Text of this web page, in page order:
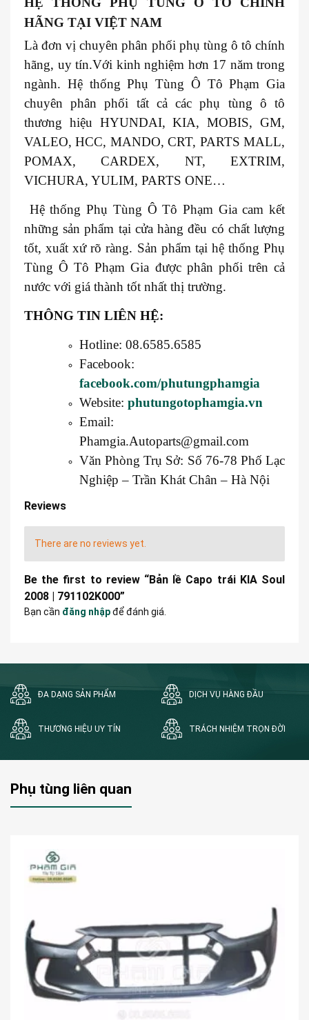
HÃNG TẠI VIỆT NAM
Là đơn vị chuyên phân phối phụ tùng ô tô chính
hãng, uy tín.Với kinh nghiệm hơn 17 năm trong
ngành. Hệ thống Phụ Tùng Ô Tô Phạm Gia
chuyên phân phối tất cả các phụ tùng ô tô
thương hiệu HYUNDAI, KIA, MOBIS, GM,
VALEO, HCC, MANDO, CRT, PARTS MALL,
POMAX, CARDEX, NT, EXTRIM,
VICHURA, YULIM, PARTS ONE…
Hệ thống Phụ Tùng Ô Tô Phạm Gia cam kết
những sản phẩm tại cửa hàng đều có chất lượng
tốt, xuất xứ rõ ràng. Sản phẩm tại hệ thống Phụ
Tùng Ô Tô Phạm Gia được phân phối trên cả
nước với giá thành tốt nhất thị trường.
THÔNG TIN LIÊN HỆ:
Hotline: 08.6585.6585
Facebook:
facebook.com/phutungphamgia
Website: phutungotophamgia.vn
Email:
Phamgia.Autoparts@gmail.com
Văn Phòng Trụ Sở: Số 76-78 Phố Lạc
Nghiệp – Trần Khát Chân – Hà Nội
Reviews
There are no reviews yet.
Be the first to review “Bản lề Capo trái KIA Soul
2008 | 791102K000”
Bạn cần đăng nhậpđể đánh giá.
ĐA DẠNG SẢN PHẨM DỊCH VỤ HÀNG ĐẦU
THƯƠNG HIỆU UY TÍN TRÁCH NHIỆM TRỌN ĐỜI
Phụ tùng liên quan